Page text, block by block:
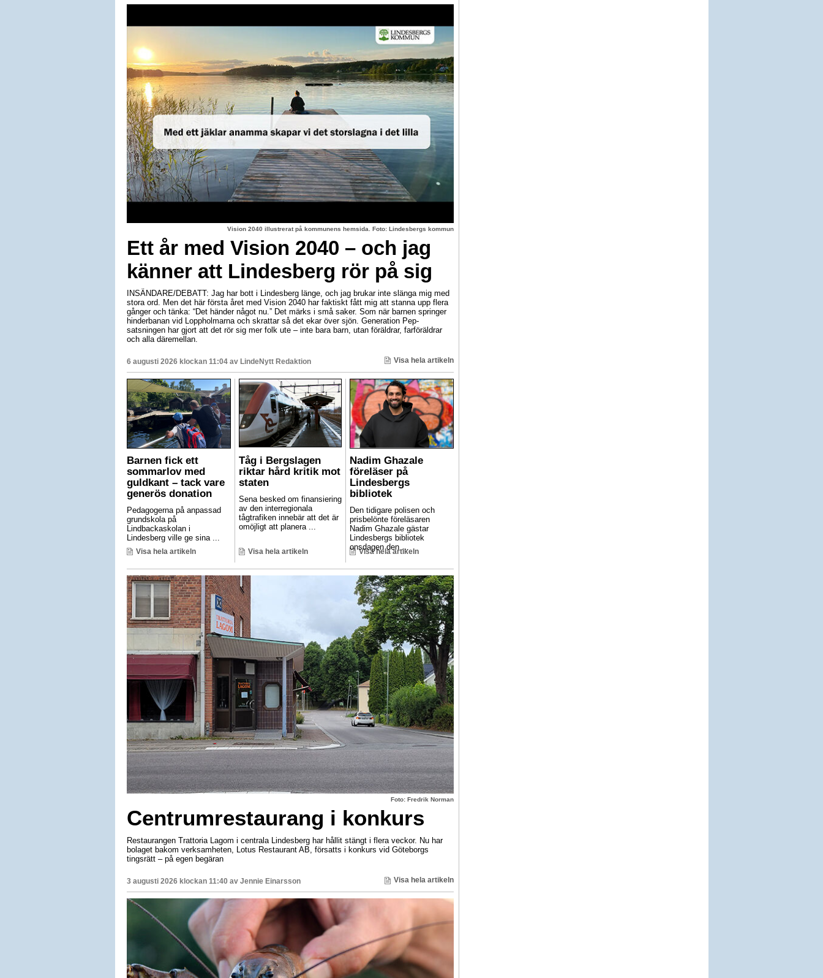
Vision 2040 illustrerat på kommunens hemsida. Foto: Lindesbergs kommun
Ett år med Vision 2040 – och jag
känner att Lindesberg rör på sig
INSÄNDARE/DEBATT: Jag har bott i Lindesberg länge, och jag brukar inte slänga mig med
stora ord. Men det här första året med Vision 2040 har faktiskt fått mig att stanna upp flera
gånger och tänka: “Det händer något nu.” Det märks i små saker. Som när barnen springer
hinderbanan vid Loppholmarna och skrattar så det ekar över sjön. Generation Pep-
satsningen har gjort att det rör sig mer folk ute – inte bara barn, utan föräldrar, farföräldrar
och alla däremellan.
6 augusti 2026 klockan 11:04 av LindeNytt Redaktion Visa hela artikeln
Barnen fick ett
sommarlov med
guldkant – tack vare
generös donation
Pedagogerna på anpassad
grundskola på
Lindbackaskolan i
Lindesberg ville ge sina ...
Visa hela artikeln
Tåg i Bergslagen
riktar hård kritik mot
staten
Sena besked om finansiering
av den interregionala
tågtrafiken innebär att det är
omöjligt att planera ...
Visa hela artikeln
Nadim Ghazale
föreläser på
Lindesbergs
bibliotek
Den tidigare polisen och
prisbelönte föreläsaren
Nadim Ghazale gästar
Lindesbergs bibliotek
onsdagen den ...
Visa hela artikeln
Foto: Fredrik Norman
Centrumrestaurang i konkurs
Restaurangen Trattoria Lagom i centrala Lindesberg har hållit stängt i flera veckor. Nu har
bolaget bakom verksamheten, Lotus Restaurant AB, försatts i konkurs vid Göteborgs
tingsrätt – på egen begäran
3 augusti 2026 klockan 11:40 av Jennie Einarsson Visa hela artikeln